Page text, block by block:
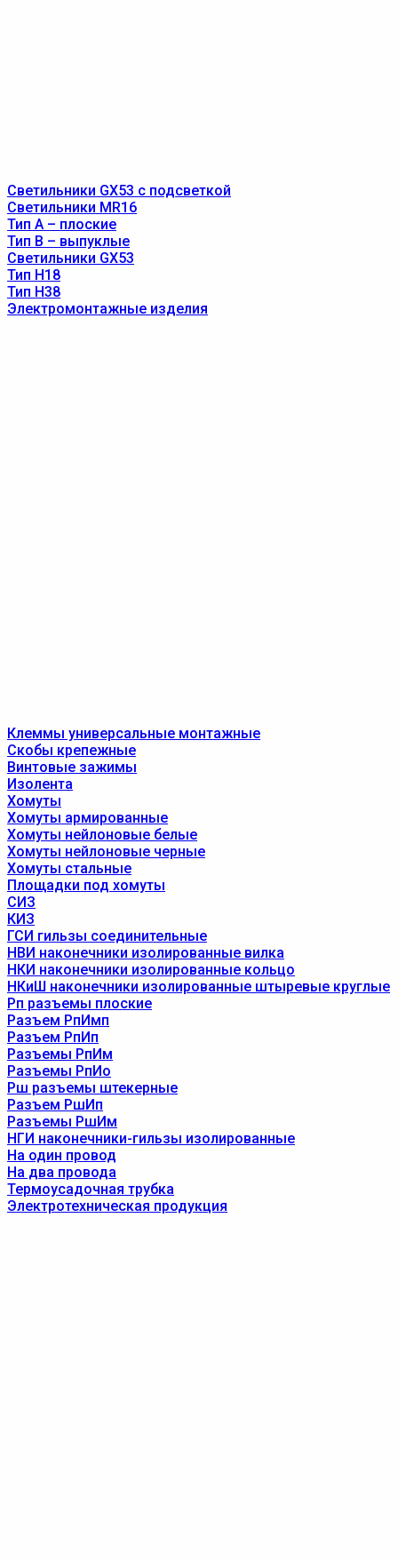
Светильники GX53 с подсветкой
Светильники MR16
Тип A – плоские
Тип B – выпуклые
Светильники GX53
Тип Н18
Тип Н38
Электромонтажные изделия
Клеммы универсальные монтажные
Скобы крепежные
Винтовые зажимы
Изолента
Хомуты
Хомуты армированные
Хомуты нейлоновые белые
Хомуты нейлоновые черные
Хомуты стальные
Площадки под хомуты
СИЗ
КИЗ
ГСИ гильзы соединительные
НВИ наконечники изолированные вилка
НКИ наконечники изолированные кольцо
НКиШ наконечники изолированные штыревые круглые
Рп разъемы плоские
Разъем РпИмп
Разъем РпИп
Разъемы РпИм
Разъемы РпИо
Рш разъемы штекерные
Разъем РшИп
Разъемы РшИм
НГИ наконечники-гильзы изолированные
На один провод
На два провода
Термоусадочная трубка
Электротехническая продукция